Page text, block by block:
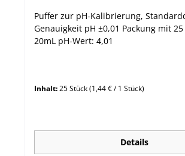
Puffer zur pH-Kalibrierung,
Genauigkeit pH ±0,01 Packung mit
20mL pH-Wert: 4,01
Inhalt:25 Stück(1,44 € / 1 Stück)
Details